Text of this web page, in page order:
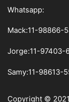
Whatsapp:
Mack:11-98866-
Jorge:11-97403-
Samy:11-98613-
Copyright ©